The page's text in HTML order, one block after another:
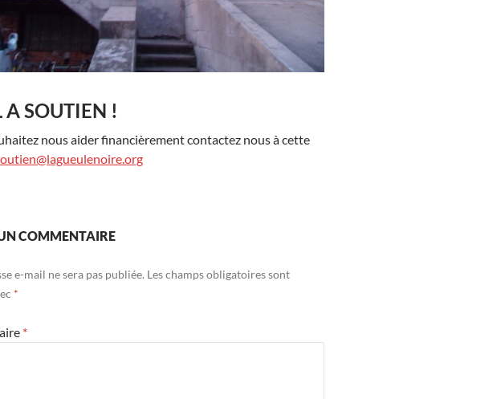
A SOUTIEN !
nous aider financièrement contactez nous à cette
COMMENTAIRE
e-mail ne sera pas publiée. Les champs obligatoires sont
*
*